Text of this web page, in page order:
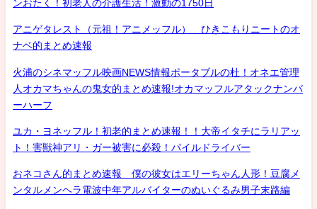
ンおたく！初老人の介護生活！激動の1750日
アニゲタレスト（元祖！アニメッフル） ひきこもりニートのオ
ナベ的まとめ速報
火浦のシネマッフル映画NEWS情報ポータブルの杜！オネエ管理
人オカマちゃんの鬼女的まとめ速報!オカマッフルアタックナンバ
ーハーフ
ユカ・ヨネッフル！初老的まとめ速報！！大帝イタチにラリアッ
ト！害獣神アリ・ガー被害に必殺！パイルドライバー
おネコさん的まとめ速報 僕の彼女はエリーちゃん人形！豆腐メ
ンタルメンヘラ電波中年アルバイターのぬいぐるみ男子末路編